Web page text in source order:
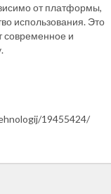
от платформы,
использования. Это
современное и
19455424/